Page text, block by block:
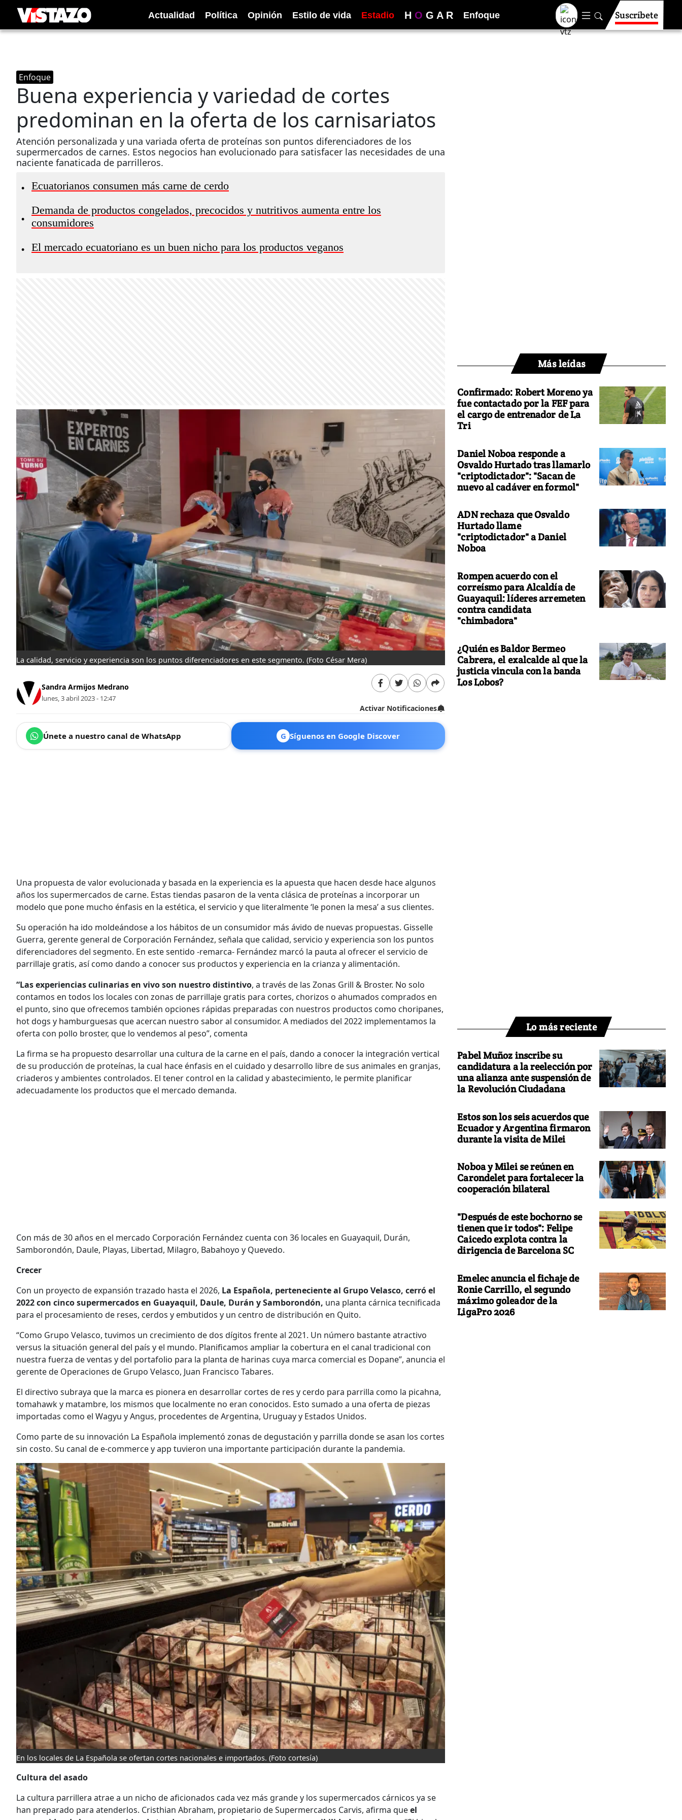
Actualidad Política Opinión Estilo de vida Estadio H O G A R Enfoque Suscríbete
Enfoque
Buena experiencia y variedad de cortes
predominan en la oferta de los carnisariatos
Atención personalizada y una variada oferta de proteínas son puntos diferenciadores de los
supermercados de carnes. Estos negocios han evolucionado para satisfacer las necesidades de una
naciente fanaticada de parrilleros.
• Ecuatorianos consumen más carne de cerdo
•
Demanda de productos congelados, precocidos y nutritivos aumenta entre los
consumidores
• El mercado ecuatoriano es un buen nicho para los productos veganos
La calidad, servicio y experiencia son los puntos diferenciadores en este segmento. (Foto César Mera)
Sandra Armijos Medrano
lunes, 3 abril 2023 - 12:47
Activar Notificaciones
Únete a nuestro canal de WhatsApp G Síguenos en Google Discover
Una propuesta de valor evolucionada y basada en la experiencia es la apuesta que hacen desde hace algunos
años los supermercados de carne. Estas tiendas pasaron de la venta clásica de proteínas a incorporar un
modelo que pone mucho énfasis en la estética, el servicio y que literalmente ‘le ponen la mesa’ a sus clientes.
Su operación ha ido moldeándose a los hábitos de un consumidor más ávido de nuevas propuestas. Gisselle
Guerra, gerente general de Corporación Fernández, señala que calidad, servicio y experiencia son los puntos
diferenciadores del segmento. En este sentido -remarca- Fernández marcó la pauta al ofrecer el servicio de
parrillaje gratis, así como dando a conocer sus productos y experiencia en la crianza y alimentación.
“Las experiencias culinarias en vivo son nuestro distintivo, a través de las Zonas Grill & Broster. No solo
contamos en todos los locales con zonas de parrillaje gratis para cortes, chorizos o ahumados comprados en
el punto, sino que ofrecemos también opciones rápidas preparadas con nuestros productos como choripanes,
hot dogs y hamburguesas que acercan nuestro sabor al consumidor. A mediados del 2022 implementamos la
oferta con pollo broster, que lo vendemos al peso”, comenta
La firma se ha propuesto desarrollar una cultura de la carne en el país, dando a conocer la integración vertical
de su producción de proteínas, la cual hace énfasis en el cuidado y desarrollo libre de sus animales en granjas,
criaderos y ambientes controlados. El tener control en la calidad y abastecimiento, le permite planificar
adecuadamente los productos que el mercado demanda.
Con más de 30 años en el mercado Corporación Fernández cuenta con 36 locales en Guayaquil, Durán,
Samborondón, Daule, Playas, Libertad, Milagro, Babahoyo y Quevedo.
Crecer
Con un proyecto de expansión trazado hasta el 2026, La Española, perteneciente al Grupo Velasco, cerró el
2022 con cinco supermercados en Guayaquil, Daule, Durán y Samborondón, una planta cárnica tecnificada
para el procesamiento de reses, cerdos y embutidos y un centro de distribución en Quito.
“Como Grupo Velasco, tuvimos un crecimiento de dos dígitos frente al 2021. Un número bastante atractivo
versus la situación general del país y el mundo. Planificamos ampliar la cobertura en el canal tradicional con
nuestra fuerza de ventas y del portafolio para la planta de harinas cuya marca comercial es Dopane”, anuncia el
gerente de Operaciones de Grupo Velasco, Juan Francisco Tabares.
El directivo subraya que la marca es pionera en desarrollar cortes de res y cerdo para parrilla como la picahna,
tomahawk y matambre, los mismos que localmente no eran conocidos. Esto sumado a una oferta de piezas
importadas como el Wagyu y Angus, procedentes de Argentina, Uruguay y Estados Unidos.
Como parte de su innovación La Española implementó zonas de degustación y parrilla donde se asan los cortes
sin costo. Su canal de e-commerce y app tuvieron una importante participación durante la pandemia.
En los locales de La Española se ofertan cortes nacionales e importados. (Foto cortesía)
Cultura del asado
La cultura parrillera atrae a un nicho de aficionados cada vez más grande y los supermercados cárnicos ya se
han preparado para atenderlos. Cristhian Abraham, propietario de Supermercados Carvis, afirma queel
Más leídas
Confirmado: Robert Moreno ya
fue contactado por la FEF para
el cargo de entrenador de La
Tri
Daniel Noboa responde a
Osvaldo Hurtado tras llamarlo
"criptodictador": "Sacan de
nuevo al cadáver en formol"
ADN rechaza que Osvaldo
Hurtado llame
"criptodictador" a Daniel
Noboa
Rompen acuerdo con el
correísmo para Alcaldía de
Guayaquil: líderes arremeten
contra candidata
"chimbadora"
¿Quién es Baldor Bermeo
Cabrera, el exalcalde al que la
justicia vincula con la banda
Los Lobos?
Lo más reciente
Pabel Muñoz inscribe su
candidatura a la reelección por
una alianza ante suspensión de
la Revolución Ciudadana
Estos son los seis acuerdos que
Ecuador y Argentina firmaron
durante la visita de Milei
Noboa y Milei se reúnen en
Carondelet para fortalecer la
cooperación bilateral
"Después de este bochorno se
tienen que ir todos": Felipe
Caicedo explota contra la
dirigencia de Barcelona SC
Emelec anuncia el fichaje de
Ronie Carrillo, el segundo
máximo goleador de la
LigaPro 2026